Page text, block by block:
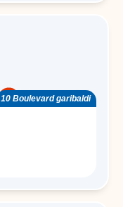
10 Boulevard garibaldi